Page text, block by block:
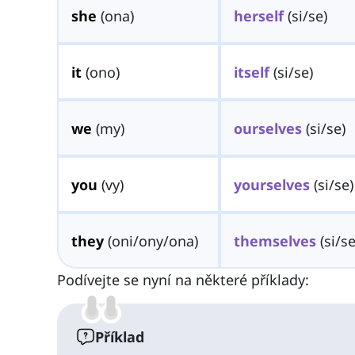
she (ona) herself(si/se)
it(ono) itself(si/se)
we (my) ourselves(si/se)
you (vy) yourselves(si/se)
they(oni/ony/ona) themselves(si/
Podívejte se nyní na některé příklady:
Příklad